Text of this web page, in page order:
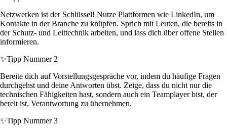
Netzwerken ist der Schlüssel! Nutze Plattformen wie LinkedIn, um
Kontakte in der Branche zu knüpfen. Sprich mit Leuten, die bereits in
der Schutz- und Leittechnik arbeiten, und lass dich über offene Stellen
informieren.
✨Tipp Nummer 2
Bereite dich auf Vorstellungsgespräche vor, indem du häufige Fragen
durchgehst und deine Antworten übst. Zeige, dass du nicht nur die
technischen Fähigkeiten hast, sondern auch ein Teamplayer bist, der
bereit ist, Verantwortung zu übernehmen.
✨Tipp Nummer 3